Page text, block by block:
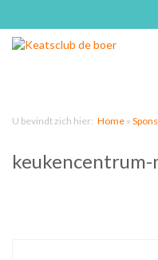
U bevindt zich hier: Home »
keukencentrum-